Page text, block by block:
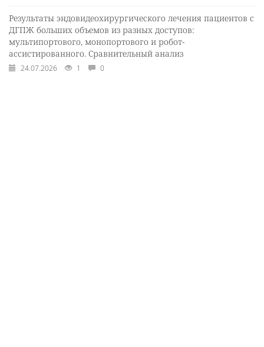
Результаты эндовидеохирургического лечения пациентов с
ДГПЖ больших объемов из разных доступов:
мультипортового, монопортового и робот-
ассистированного. Сравнительный анализ
24.07.2026 1 0